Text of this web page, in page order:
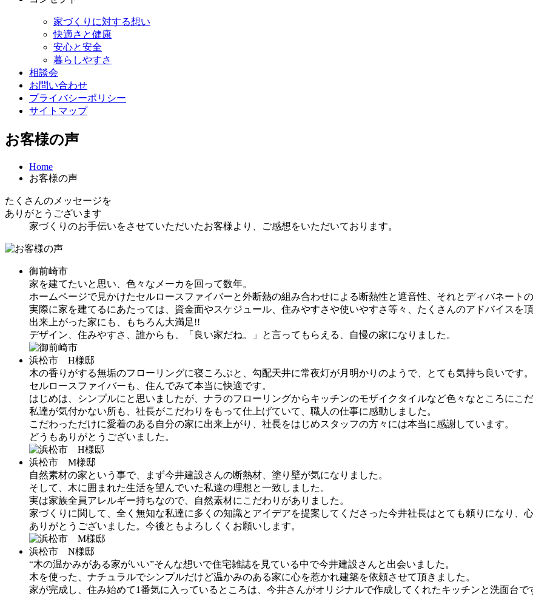
家づくりに対する想い
快適さと健康
安心と安全
暮らしやすさ
相談会
お問い合わせ
プライバシーポリシー
サイトマップ
お客様の声
Home
お客様の声
たくさんのメッセージを
ありがとうございます
家づくりのお手伝いをさせていただいたお客様より、ご感想をいただいております。
御前崎市
家を建てたいと思い、色々なメーカを回って数年。
ホームページで見かけたセルロースファイバーと外断熱の組み合わせによる断熱性と遮音性、それとディバネート
実際に家を建てるにあたっては、資金面やスケジュール、住みやすさや使いやすさ等々、たくさんのアドバイスを
出来上がった家にも、もちろん大満足!!
デザイン、住みやすさ、誰からも、「良い家だね。」と言ってもらえる、自慢の家になりました。
浜松市 H様邸
木の香りがする無垢のフローリングに寝ころぶと、勾配天井に常夜灯が月明かりのようで、とても気持ち良いです。
セルロースファイバーも、住んでみて本当に快適です。
はじめは、シンプルにと思いましたが、ナラのフローリングからキッチンのモザイクタイルなど色々なところにこ
私達が気付かない所も、社長がこだわりをもって仕上げていて、職人の仕事に感動しました。
こだわっただけに愛着のある自分の家に出来上がり、社長をはじめスタッフの方々には本当に感謝しています。
どうもありがとうございました。
浜松市 M様邸
自然素材の家という事で、まず今井建設さんの断熱材、塗り壁が気になりました。
そして、木に囲まれた生活を望んでいた私達の理想と一致しました。
実は家族全員アレルギー持ちなので、自然素材にこだわりがありました。
家づくりに関して、全く無知な私達に多くの知識とアイデアを提案してくださった今井社長はとても頼りになり、心
ありがとうございました。今後ともよろしくくお願いします。
浜松市 N様邸
“木の温かみがある家がいい”そんな想いで住宅雑誌を見ている中で今井建設さんと出会いました。
木を使った、ナチュラルでシンプルだけど温かみのある家に心を惹かれ建築を依頼させて頂きました。
家が完成し、住み始めて1番気に入っているところは、今井さんがオリジナルで作成してくれたキッチンと洗面台で